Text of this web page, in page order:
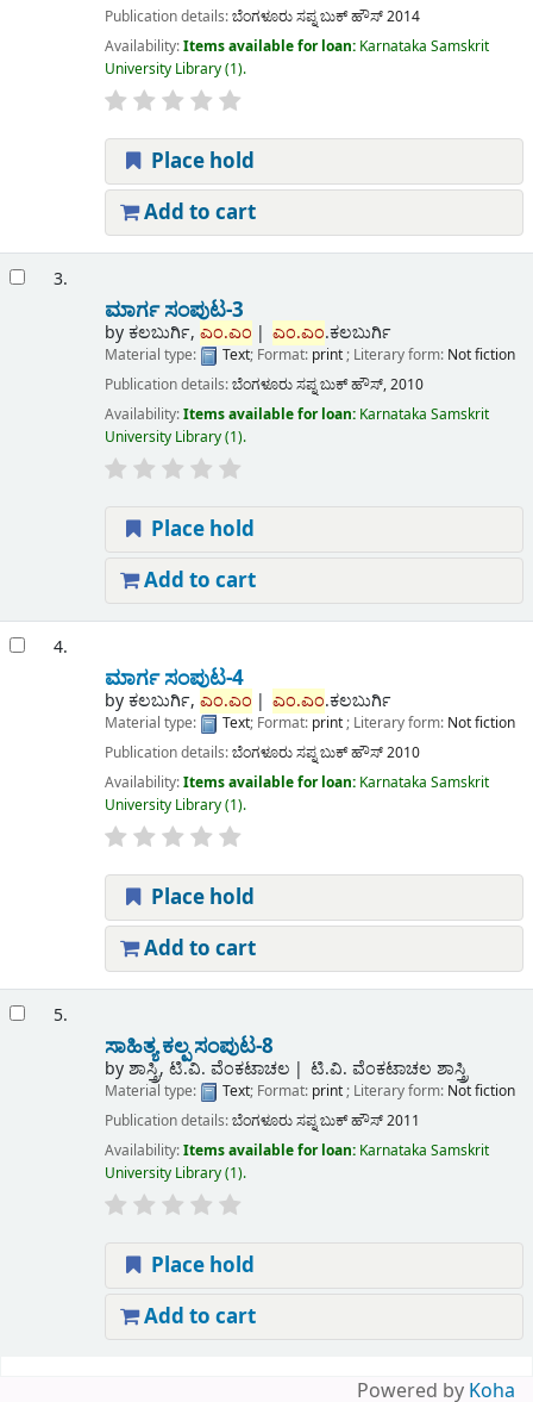
Publication details:ಬೆಂಗಳೂರುಸಪ್ನ ಬುಕ್ ಹೌಸ್2014
Availability:Items available for loan: Karnataka Samskrit
University Library(1).
Place hold
Add to cart
3.
ಮಾರ್ಗ ಸಂಪುಟ-3
byಕಲಬುರ್ಗಿ, ಎಂ.ಎಂ ಎಂ.ಎಂ.ಕಲಬುರ್ಗಿ
Material type: Text; Format: print; Literary form: Not fiction
Publication details:ಬೆಂಗಳೂರುಸಪ್ನ ಬುಕ್ ಹೌಸ್,2010
Availability:Items available for loan: Karnataka Samskrit
University Library(1).
Place hold
Add to cart
4.
ಮಾರ್ಗ ಸಂಪುಟ-4
byಕಲಬುರ್ಗಿ, ಎಂ.ಎಂ ಎಂ.ಎಂ.ಕಲಬುರ್ಗಿ
Material type: Text; Format: print; Literary form: Not fiction
Publication details:ಬೆಂಗಳೂರುಸಪ್ನ ಬುಕ್ ಹೌಸ್2010
Availability:Items available for loan: Karnataka Samskrit
University Library(1).
Place hold
Add to cart
5.
ಸಾಹಿತ್ಯ ಕಲ್ಪ ಸಂಪುಟ-8
byಶಾಸ್ತ್ರಿ, ಟಿ.ವಿ. ವೆಂಕಟಾಚಲ ಟಿ.ವಿ. ವೆಂಕಟಾಚಲ ಶಾಸ್ತ್ರಿ
Material type: Text; Format: print; Literary form: Not fiction
Publication details:ಬೆಂಗಳೂರುಸಪ್ನ ಬುಕ್ ಹೌಸ್2011
Availability:Items available for loan: Karnataka Samskrit
University Library(1).
Place hold
Add to cart
Powered by Koha